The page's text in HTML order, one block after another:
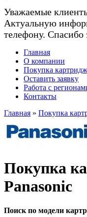
Уважаемые
Актуальную
телефону. Спасибо
Главная
О компании
Покупка
Оставить заявку
Работа с
Контакты
Главная » Покупка
Покупка
Panasonic
Поиск по модели